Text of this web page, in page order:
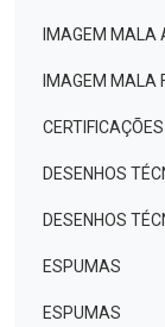
IMAGEM MALA
IMAGEM MALA
CERTIFICAÇÕES
DESENHOS
DESENHOS
ESPUMAS
ESPUMAS